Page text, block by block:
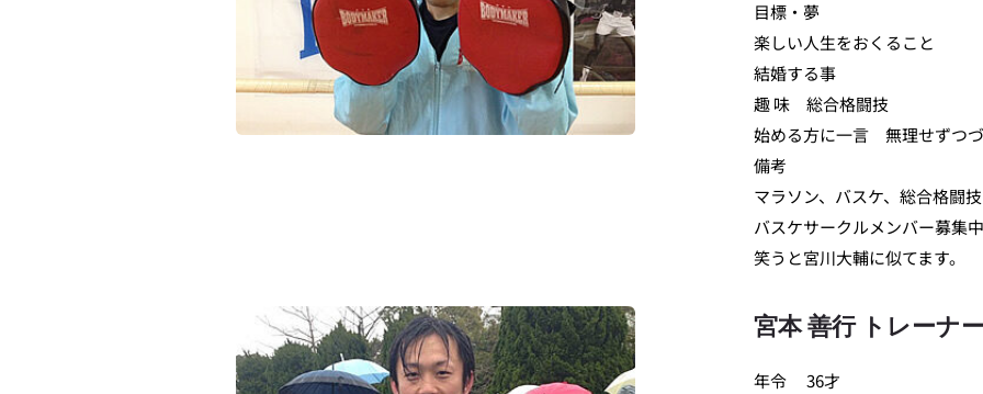
楽しい人生をおくること
結婚する事
趣 味	総合格闘技
始める方に一言	無
マラソン、バスケ、総合格闘
バスケサークルメンバー募集
笑うと宮川大輔に似てます。
宮本 善行 トレーナ
年令	36才